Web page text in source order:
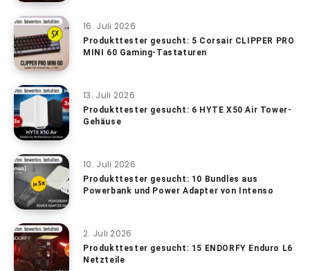
16. Juli 2026
Produkttester gesucht: 5 Corsair CLIPPER PRO
MINI 60 Gaming-Tastaturen
13. Juli 2026
Produkttester gesucht: 6 HYTE X50 Air Tower-
Gehäuse
10. Juli 2026
Produkttester gesucht: 10 Bundles aus
Powerbank und Power Adapter von Intenso
2. Juli 2026
Produkttester gesucht: 15 ENDORFY Enduro L6
Netzteile